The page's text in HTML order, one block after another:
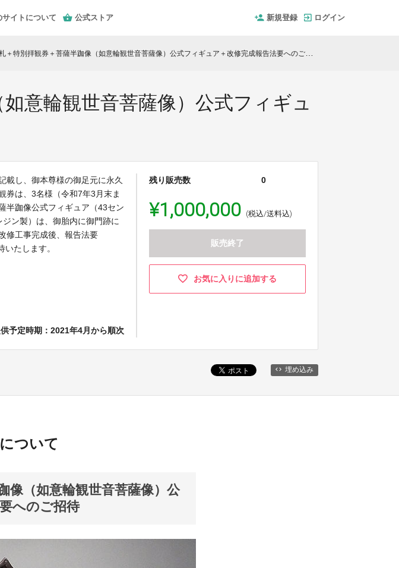
サイトについて 公式ストア 新規登録 ログイン
＋特別拝観券＋菩薩半跏像（如意輪観世音菩薩像）公式フィギュア＋改修完成報告法要へのご招待
意輪観世音菩薩像）公式フィギュ
載し、御本尊様の御足元に永久
券は、3名様（令和7年3月末ま
半跏像公式フィギュア（43セン
ン製）は、御胎内に御門跡に
修工事完成後、報告法要
いたします。
予定時期：2021年4月から順次
残り販売数 0
¥1,000,000 (税込/送料込)
販売終了
お気に入りに追加する
埋め込み
ついて
像（如意輪観世音菩薩像）公
へのご招待